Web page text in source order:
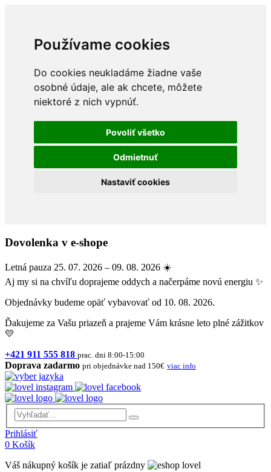
Používame cookies
Do cookies neukladáme žiadne vaše
osobné údaje, ale ak chcete, môžete
niektoré z nich vypnúť.
Povoliť všetko
Odmietnuť
Nastaviť cookies
Dovolenka v e-shope
Letná pauza 25. 07. 2026 – 09. 08. 2026 ☀️
Aj my si na chvíľu doprajeme oddych a načerpáme novú energiu ✨
Objednávky budeme opäť vybavovať od 10. 08. 2026.
Ďakujeme za Vašu priazeň a prajeme Vám krásne leto plné zážitkov
💛
+421 911 555 818 prac. dni 8:00-15:00
Doprava zadarmo pri objednávke nad 150€ viac info
Prihlásiť
0 Košík
Váš nákupný košík je zatiaľ prázdny